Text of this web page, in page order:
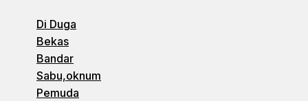
Di Duga
Bekas
Bandar
Sabu,oknum
Pemuda